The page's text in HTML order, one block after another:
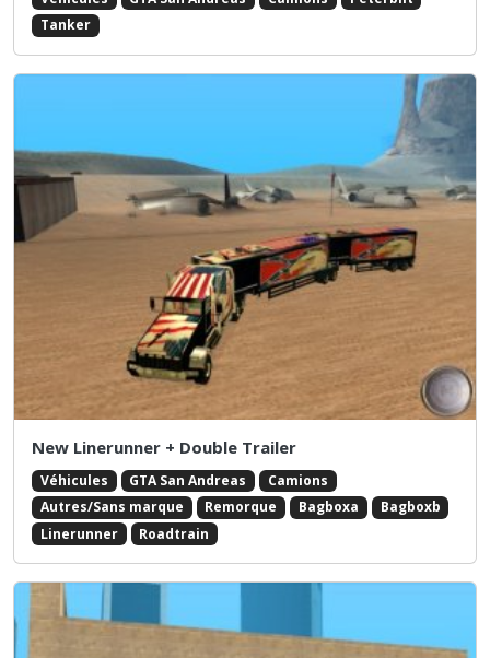
Tanker
New Linerunner + Double Trailer
Véhicules GTA San Andreas
Camions
Autres/Sans marque
Remorque Bagboxa
Bagboxb
Linerunner
Roadtrain